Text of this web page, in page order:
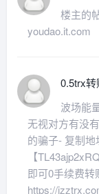
楼主的
youdao.it.com
0.5trx转
波场能
无视对方有没
的骗子- 复制地
【
即可0手续费转
https://